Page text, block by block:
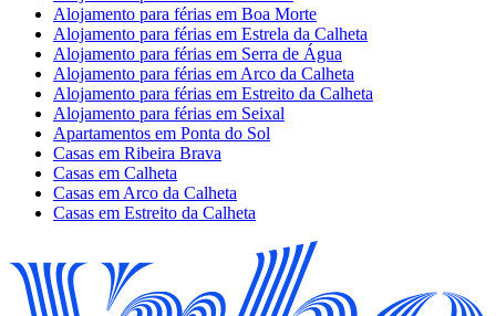
Alojamento para férias em Boa Morte
Alojamento para férias em Estrela da Calheta
Alojamento para férias em Serra de Água
Alojamento para férias em Arco da Calheta
Alojamento para férias em Estreito da Calheta
Alojamento para férias em Seixal
Apartamentos em Ponta do Sol
Casas em Ribeira Brava
Casas em Calheta
Casas em Arco da Calheta
Casas em Estreito da Calheta